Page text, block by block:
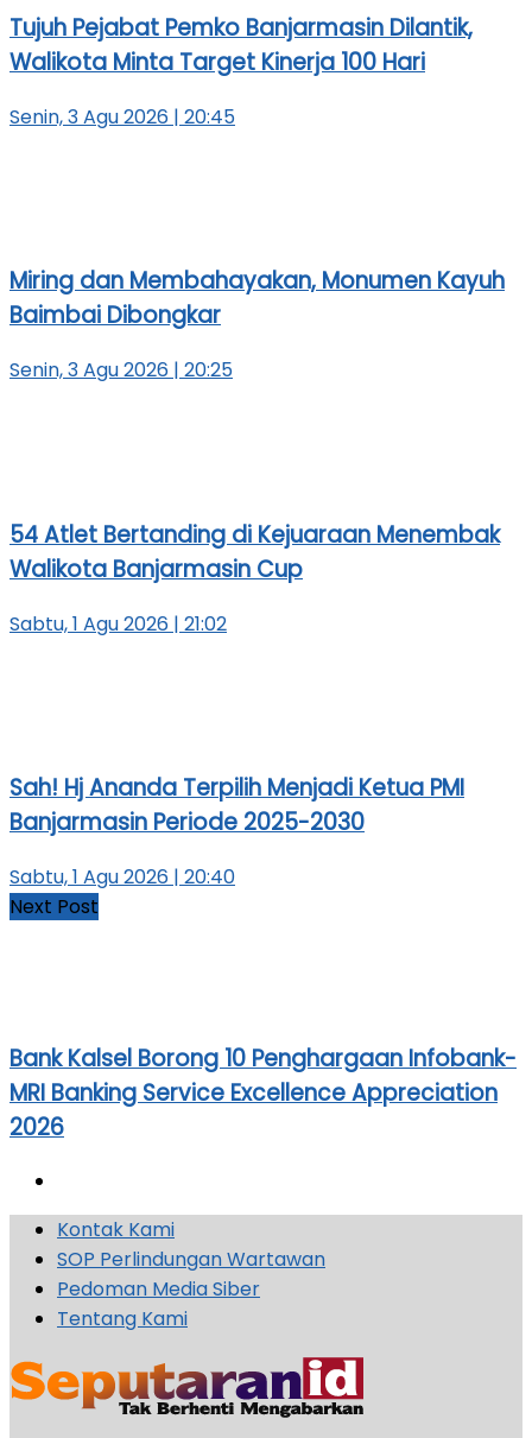
Tujuh Pejabat Pemko Banjarmasin Dilantik,
Walikota Minta Target Kinerja 100 Hari
Senin, 3 Agu 2026 | 20:45
Miring dan Membahayakan, Monumen Kayuh
Baimbai Dibongkar
Senin, 3 Agu 2026 | 20:25
54 Atlet Bertanding di Kejuaraan Menembak
Walikota Banjarmasin Cup
Sabtu, 1 Agu 2026 | 21:02
Sah! Hj Ananda Terpilih Menjadi Ketua PMI
Banjarmasin Periode 2025-2030
Sabtu, 1 Agu 2026 | 20:40
Next Post
Bank Kalsel Borong 10 Penghargaan Infobank-
MRI Banking Service Excellence Appreciation
2026
Kontak Kami
SOP Perlindungan Wartawan
Pedoman Media Siber
Tentang Kami